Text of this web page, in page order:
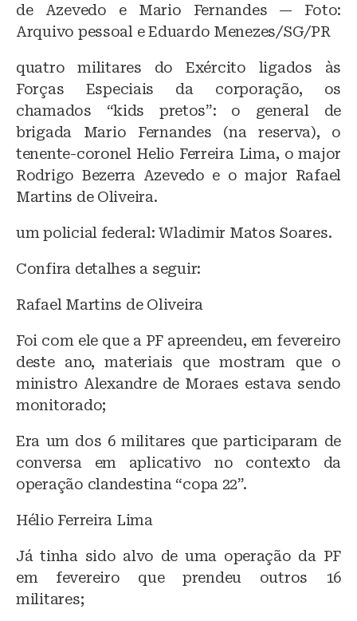
de Azevedo e Mario Fernandes — Foto:
Arquivo pessoal e Eduardo Menezes/SG/PR
quatro militares do Exército ligados às
Forças Especiais da corporação, os
chamados “kids pretos”: o general de
brigada Mario Fernandes (na reserva), o
tenente-coronel Helio Ferreira Lima, o major
Rodrigo Bezerra Azevedo e o major Rafael
Martins de Oliveira.
um policial federal: Wladimir Matos Soares.
Confira detalhes a seguir:
Rafael Martins de Oliveira
Foi com ele que a PF apreendeu, em fevereiro
deste ano, materiais que mostram que o
ministro Alexandre de Moraes estava sendo
monitorado;
Era um dos 6 militares que participaram de
conversa em aplicativo no contexto da
operação clandestina “copa 22”.
Hélio Ferreira Lima
Já tinha sido alvo de uma operação da PF
em fevereiro que prendeu outros 16
militares;